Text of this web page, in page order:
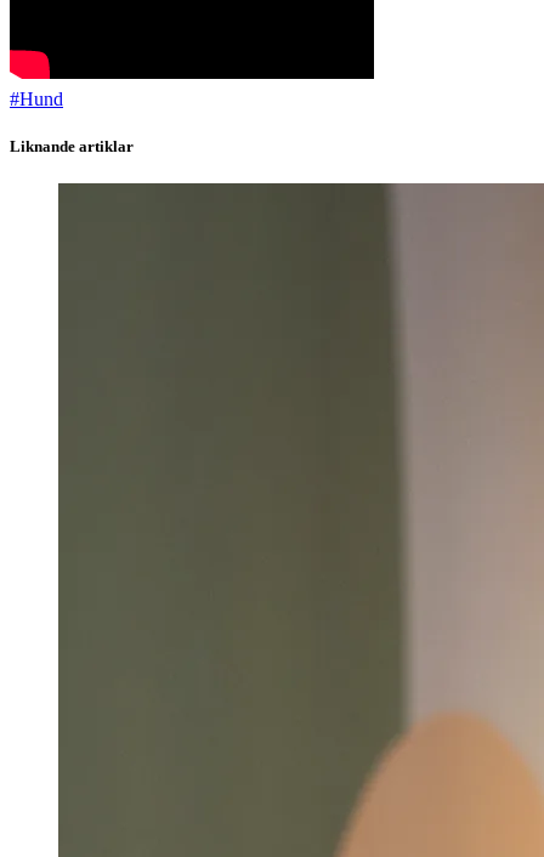
#Hund
Liknande artiklar